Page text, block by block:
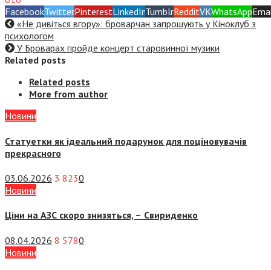
FacebookTwitterPinterestLinkedInTumblrRedditVKWhatsApp
«Не дивіться вгору»: броварчан запрошують у Кіноклуб з
психологом
У Броварах пройде концерт старовинної музики
Related posts
Related posts
More from author
Новини
Статуетки як ідеальний подарунок для поціновувачів
прекрасного
03.06.2026 3 8230
Новини
Ціни на АЗС скоро знизяться, – Свириденко
08.04.2026 8 5780
Новини